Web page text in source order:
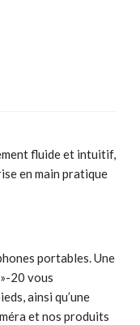
fluide et intuitif,
en main pratique
portables. Une
20 vous
ainsi qu’une
et nos produits